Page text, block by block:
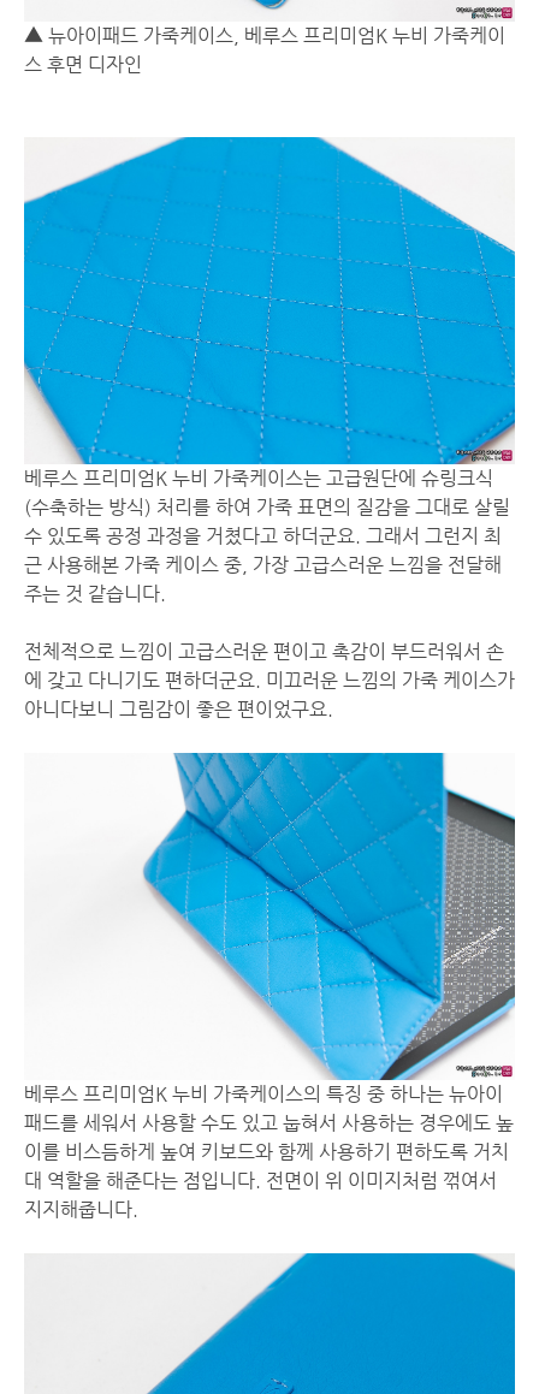
▲ 뉴아이패드 가죽케이스, 베루스 프리미엄K 누비 가죽케이
스 후면 디자인
베루스 프리미엄K 누비 가죽케이스는 고급원단에 슈링크식
(수축하는 방식) 처리를 하여 가죽 표면의 질감을 그대로 살릴
수 있도록 공정 과정을 거쳤다고 하더군요. 그래서 그런지 최
근 사용해본 가죽 케이스 중, 가장 고급스러운 느낌을 전달해
주는 것 같습니다.
전체적으로 느낌이 고급스러운 편이고 촉감이 부드러워서 손
에 갖고 다니기도 편하더군요. 미끄러운 느낌의 가죽 케이스가
아니다보니 그림감이 좋은 편이었구요.
베루스 프리미엄K 누비 가죽케이스의 특징 중 하나는 뉴아이
패드를 세워서 사용할 수도 있고 눕혀서 사용하는 경우에도 높
이를 비스듬하게 높여 키보드와 함께 사용하기 편하도록 거치
대 역할을 해준다는 점입니다. 전면이 위 이미지처럼 꺾여서
지지해줍니다.